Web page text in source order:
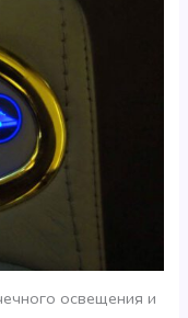
освещения и